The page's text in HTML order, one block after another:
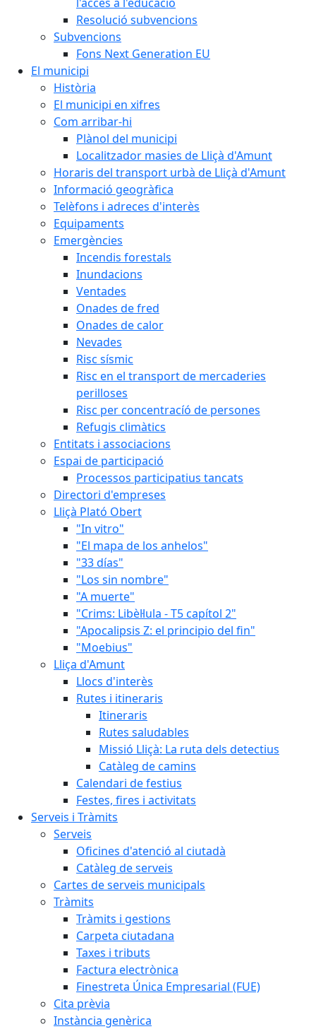
Resolució subvencions
Subvencions
Fons Next Generation EU
El municipi
Història
El municipi en xifres
Com arribar-hi
Plànol del municipi
Localitzador masies de Lliçà d'Amunt
Horaris del transport urbà de Lliçà d'Amunt
Informació geogràfica
Telèfons i adreces d'interès
Equipaments
Emergències
Incendis forestals
Inundacions
Ventades
Onades de fred
Onades de calor
Nevades
Risc sísmic
Risc en el transport de mercaderies
perilloses
Risc per concentracíó de persones
Refugis climàtics
Entitats i associacions
Espai de participació
Processos participatius tancats
Directori d'empreses
Lliçà Plató Obert
"In vitro"
"El mapa de los anhelos"
"33 días"
"Los sin nombre"
"A muerte"
"Crims: Libèl·lula - T5 capítol 2"
"Apocalipsis Z: el principio del fin"
"Moebius"
Lliça d'Amunt
Llocs d'interès
Rutes i itineraris
Itineraris
Rutes saludables
Missió Lliçà: La ruta dels detectius
Catàleg de camins
Calendari de festius
Festes, fires i activitats
Serveis i Tràmits
Serveis
Oficines d'atenció al ciutadà
Catàleg de serveis
Cartes de serveis municipals
Tràmits
Tràmits i gestions
Carpeta ciutadana
Taxes i tributs
Factura electrònica
Finestreta Única Empresarial (FUE)
Cita prèvia
Instància genèrica